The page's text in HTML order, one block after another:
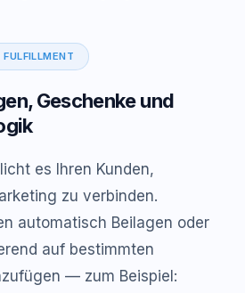
Geschenke und
es Ihren Kunden,
zu verbinden.
automatisch Beilagen oder
auf bestimmten
— zum Beispiel: